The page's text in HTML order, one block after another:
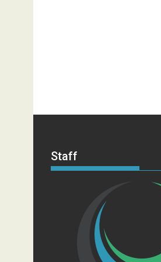
Staff